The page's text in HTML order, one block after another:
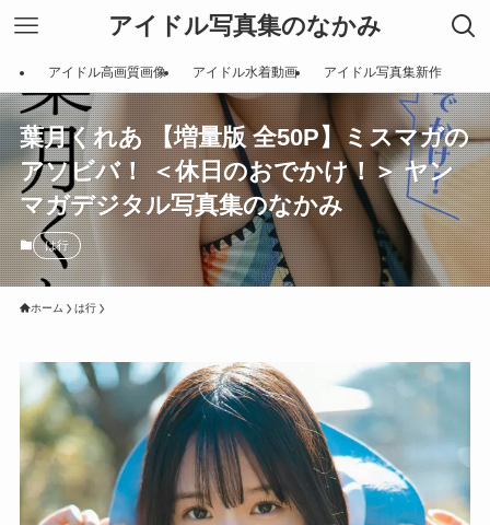
アイドル写真集のなかみ
アイドル高画質画像 アイドル水着動画 アイドル写真集新作
葉月くれあ 【増量版 全50P】ミスマガの
アソビバ！ ＜休日のおでかけ！＞ ヤン
マガデジタル写真集のなかみ
は行
ホーム は行